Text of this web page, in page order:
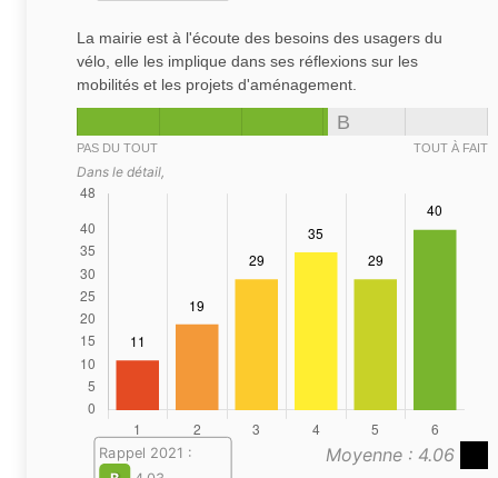
La mairie est à l'écoute des besoins des usagers du
vélo, elle les implique dans ses réflexions sur les
mobilités et les projets d'aménagement.
B
PAS DU TOUT TOUT À FAIT
Dans le détail,
Moyenne : 4.06
Rappel 2021 :